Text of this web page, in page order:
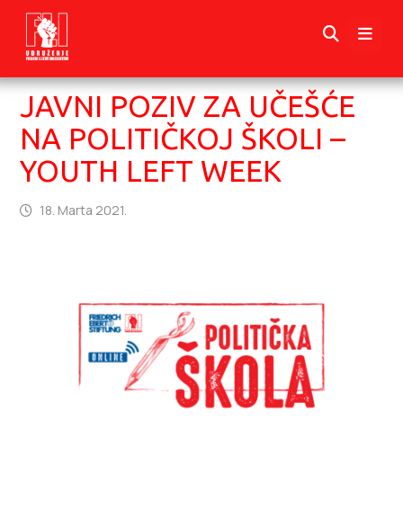
JAVNI POZIV ZA UČEŠĆE
NA POLITIČKOJ ŠKOLI –
YOUTH LEFT WEEK
18. Marta 2021.